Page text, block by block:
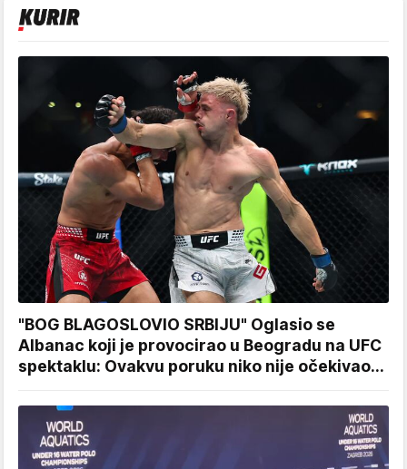
"BOG BLAGOSLOVIO SRBIJU" Oglasio se
Albanac koji je provocirao u Beogradu na UFC
spektaklu: Ovakvu poruku niko nije očekivao...